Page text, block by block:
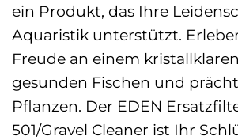
ein Produkt, das Ihre
Aquaristik unterstützt.
Freude an einem
gesunden Fischen und
Pflanzen. Der EDEN
501/Gravel Cleaner ist Ihr